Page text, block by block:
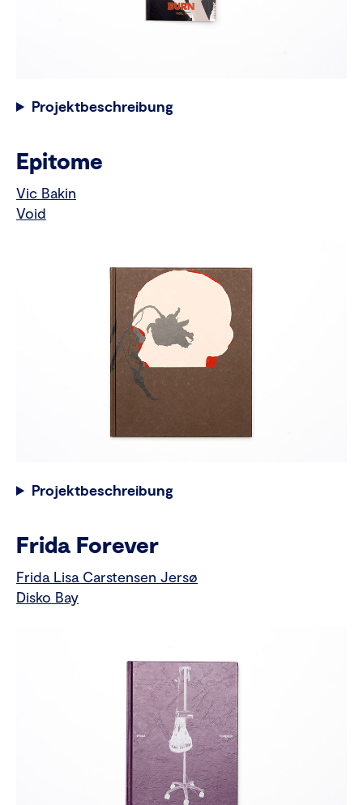
Projektbeschreibung
Epitome
Vic Bakin
Void
Projektbeschreibung
Frida Forever
Frida Lisa Carstensen Jersø
Disko Bay